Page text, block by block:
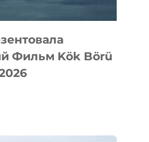
Фильм Kök Börü